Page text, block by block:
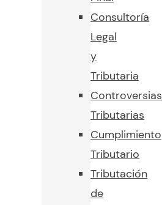
Consultoría
Legal
y
Tributaria
Controversias
Tributarias
Cumplimiento
Tributario
Tributación
de